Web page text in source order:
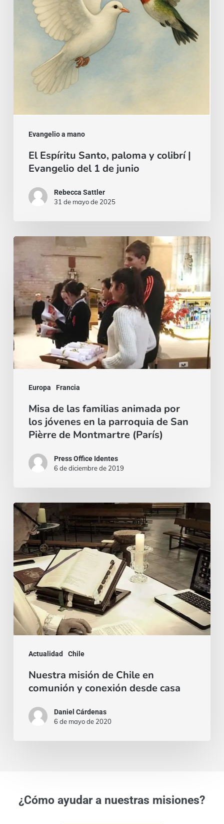
Evangelio a mano
colibrí
Evangelio
El Espíritu Santo, paloma y colibrí |
Evangelio del 1 de junio
Rebecca Sattler
31 de mayo de 2025
Europa Francia
Misa
de
las
familias
animada
por
los
jóvenes
en
parroquia
Pièrre
(París)
Misa de las familias animada por
los jóvenes en la parroquia de San
Pièrre de Montmartre (París)
Press Office Identes
6 de diciembre de 2019
Actualidad Chile
Nuestra
misión
de
Chile
en
comunión
y
conexión
desde
casa
Nuestra misión de Chile en
comunión y conexión desde casa
Daniel Cárdenas
6 de mayo de 2020
¿Cómo ayudar a nuestras misiones?